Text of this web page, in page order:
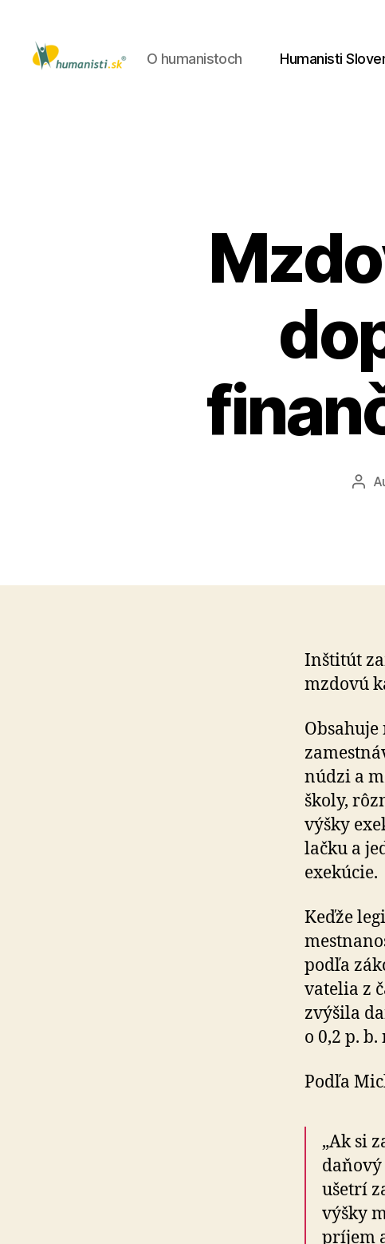
O humanistoch Humanisti
Inštitút
mzdovú
núdzi a
školy,
výšky
lačku a
exe­kú­cie.
Keďže
podľa
va­te­lia z
zvýšila
o 0,2 p.
Podľa
„Ak si
ušetrí
výšky
príjem